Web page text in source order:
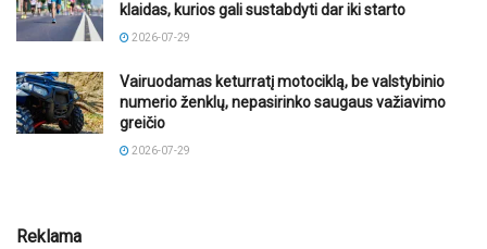
klaidas, kurios gali sustabdyti dar iki starto
2026-07-29
Vairuodamas keturratį motociklą, be valstybinio
numerio ženklų, nepasirinko saugaus važiavimo
greičio
2026-07-29
Reklama